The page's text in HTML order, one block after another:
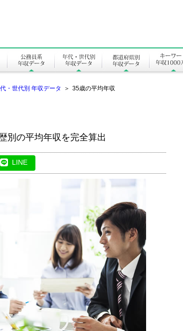
・世代別 年収データ ＞ 35歳の平均年収
別の平均年収を完全算出
LINE